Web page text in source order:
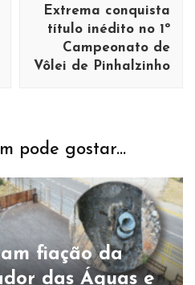
Extrema conquista
título inédito no 1º
Campeonato de
Vôlei de Pinhalzinho
pode gostar...
fiação da
das Águas e